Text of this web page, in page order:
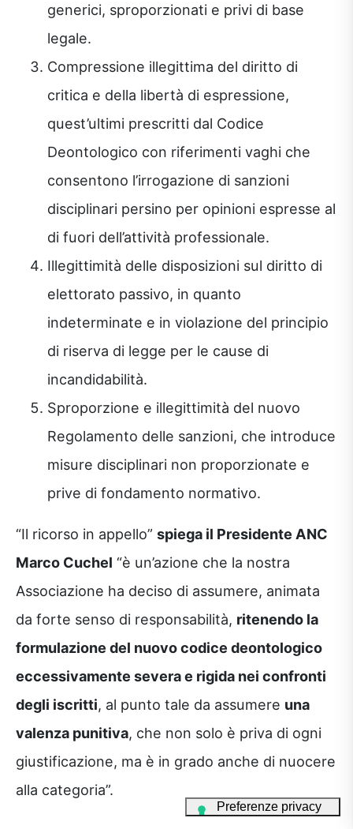
generici, sproporzionati e privi di base
legale.
Compressione illegittima del diritto di
critica e della libertà di espressione,
quest’ultimi prescritti dal Codice
Deontologico con riferimenti vaghi che
consentono l’irrogazione di sanzioni
disciplinari persino per opinioni espresse al
di fuori dell’attività professionale.
Illegittimità delle disposizioni sul diritto di
elettorato passivo, in quanto
indeterminate e in violazione del principio
di riserva di legge per le cause di
incandidabilità.
Sproporzione e illegittimità del nuovo
Regolamento delle sanzioni, che introduce
misure disciplinari non proporzionate e
prive di fondamento normativo.
“Il ricorso in appello” spiega il Presidente ANC
Marco Cuchel “è un’azione che la nostra
Associazione ha deciso di assumere, animata
da forte senso di responsabilità, ritenendo la
formulazione del nuovo codice deontologico
eccessivamente severa e rigida nei confronti
degli iscritti, al punto tale da assumere una
valenza punitiva, che non solo è priva di ogni
giustificazione, ma è in grado anche di nuocere
alla categoria”.